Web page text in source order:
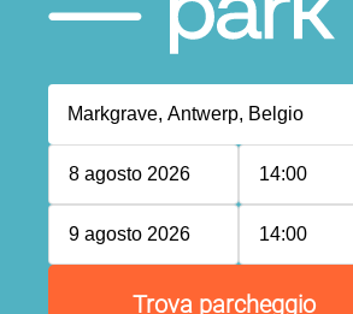
8 agosto 2026 14:00
9 agosto 2026 14:00
Trova parcheggio